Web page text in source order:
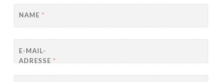
NAME *
E-MAIL-
ADRESSE *